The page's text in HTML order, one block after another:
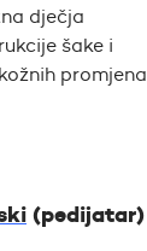
dječja
šake i
promjena
(pedijatar)